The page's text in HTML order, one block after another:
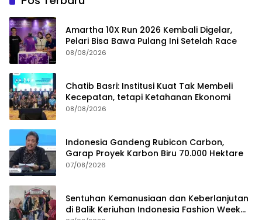
Amartha 10X Run 2026 Kembali Digelar,
Pelari Bisa Bawa Pulang Ini Setelah Race
08/08/2026
Chatib Basri: Institusi Kuat Tak Membeli
Kecepatan, tetapi Ketahanan Ekonomi
08/08/2026
Indonesia Gandeng Rubicon Carbon,
Garap Proyek Karbon Biru 70.000 Hektare
07/08/2026
Sentuhan Kemanusiaan dan Keberlanjutan
di Balik Keriuhan Indonesia Fashion Week